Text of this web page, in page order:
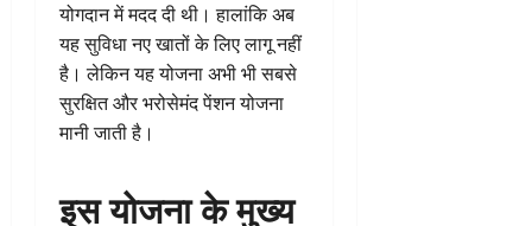
योगदान में मदद दी थी। हालांकि अब
यह सुविधा नए खातों के लिए लागू नहीं
है। लेकिन यह योजना अभी भी सबसे
सुरक्षित और भरोसेमंद पेंशन योजना
मानी जाती है।
इस योजना के मुख्य